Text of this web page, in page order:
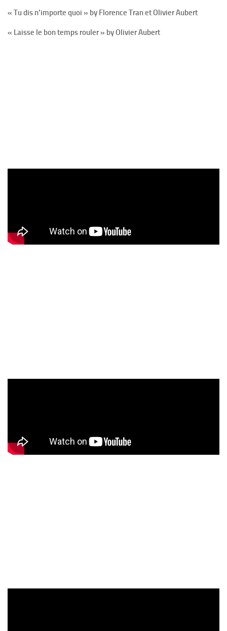
« Tu dis n’importe quoi » by Florence Tran et Olivier Aubert
« Laisse le bon temps rouler » by Olivier Aubert